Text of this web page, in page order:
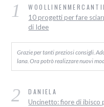
1
10 progetti per fare
di Idee
Grazie per tanti preziosi consigli.
lana. Ora potrò realizzare nuovi
2 DANIELA
Uncinetto: fiore di ibisco